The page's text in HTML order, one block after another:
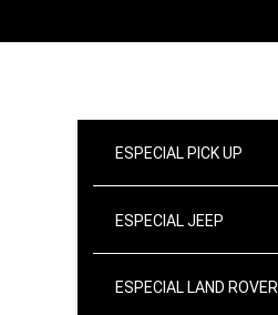
ESPECIAL PICK UP
ESPECIAL JEEP
ESPECIAL LAND ROVER